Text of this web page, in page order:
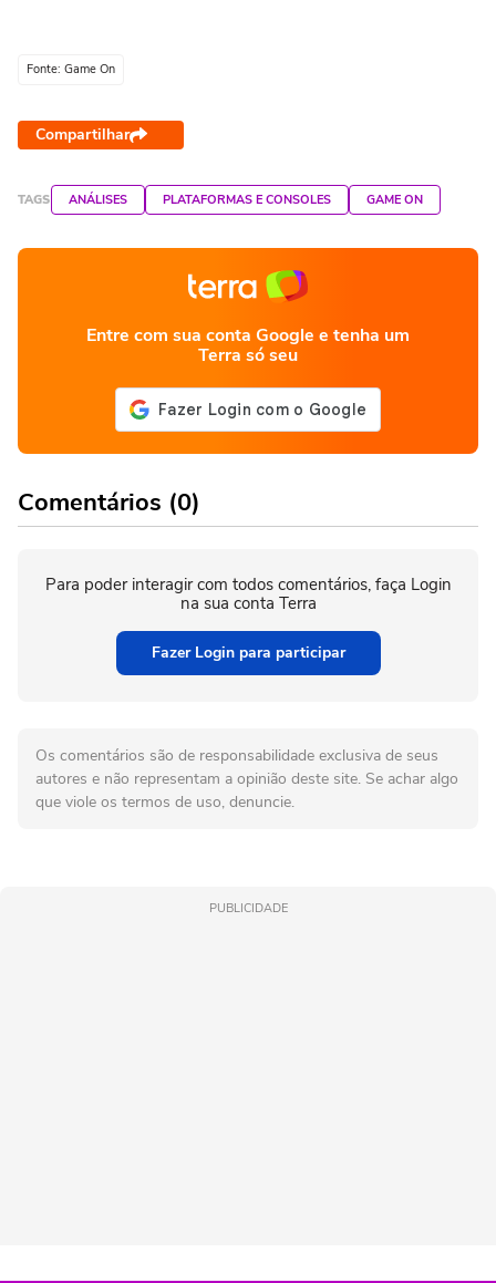
Fonte: Game On
Compartilhar
TAGS ANÁLISES PLATAFORMAS E CONSOLES GAME ON
Entre com sua conta Google e tenha um
Terra só seu
Comentários (0)
Para poder interagir com todos comentários, faça Login
na sua conta Terra
Fazer Login para participar
Os comentários são de responsabilidade exclusiva de seus
autores e não representam a opinião deste site. Se achar algo
que viole os termos de uso, denuncie.
PUBLICIDADE